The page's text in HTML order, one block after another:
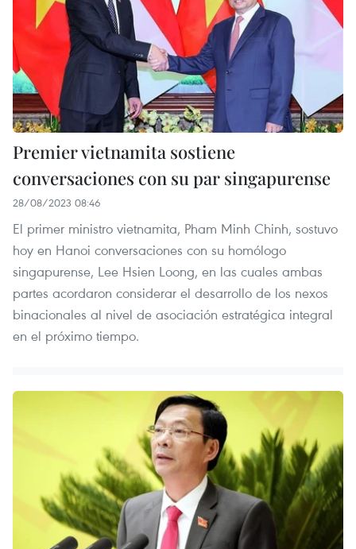
Premier vietnamita sostiene
conversaciones con su par singapurense
28/08/2023 08:46
El primer ministro vietnamita, Pham Minh Chinh, sostuvo
hoy en Hanoi conversaciones con su homólogo
singapurense, Lee Hsien Loong, en las cuales ambas
partes acordaron considerar el desarrollo de los nexos
binacionales al nivel de asociación estratégica integral
en el próximo tiempo.